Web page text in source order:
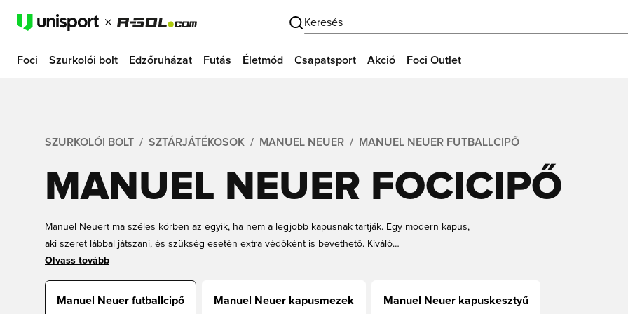
Keresés
Foci Szurkolói bolt Edzőruházat Futás Életmód Csapatsport Akció Foci Outlet
SZURKOLÓI BOLT SZTÁRJÁTÉKOSOK MANUEL NEUER MANUEL NEUER FUTBALLCIPŐ
MANUEL NEUER FOCICIPŐ
Manuel Neuert ma széles körben az egyik, ha nem a legjobb kapusnak tartják. Egy modern kapus,
aki szeret lábbal játszani, és szükség esetén extra védőként is bevethető. Kiváló
labdakezelésének és ügyes érintéseinek köszönhetően Neuer mindig passzopciót jelent a védők
ugyanazokban a focicipőkben? Az Unisportnál kaphatók Neuer focicipők gyerekeknek és
Olvass tovább
Manuel Neuer futballcipő Manuel Neuer kapusmezek Manuel Neuer kapuskesztyű